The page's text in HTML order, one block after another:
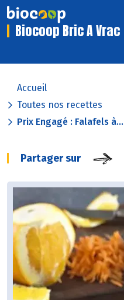
Biocoop Bric A Vrac
Accueil
Toutes nos recettes
Prix Engagé : Falafels à...
Partager sur